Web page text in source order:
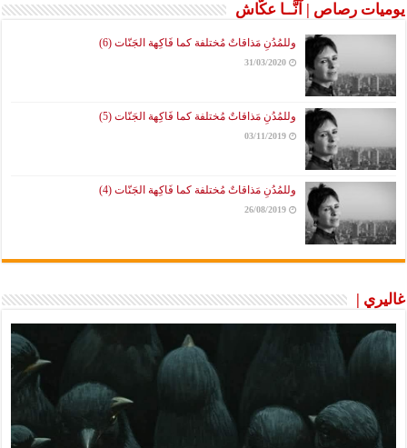
يوميات رصاص | آنَّــا عكَّاش
وللمُدُنِ مَذاقاتٌ مُختلفة كما فَاكِهة الجَنّات (6)
31/03/2020
وللمُدُنِ مَذاقاتٌ مُختلفة كما فَاكِهة الجَنّات (5)
03/11/2019
وللمُدُنِ مَذاقاتٌ مُختلفة كما فَاكِهة الجَنّات (4)
26/08/2019
غاليري |